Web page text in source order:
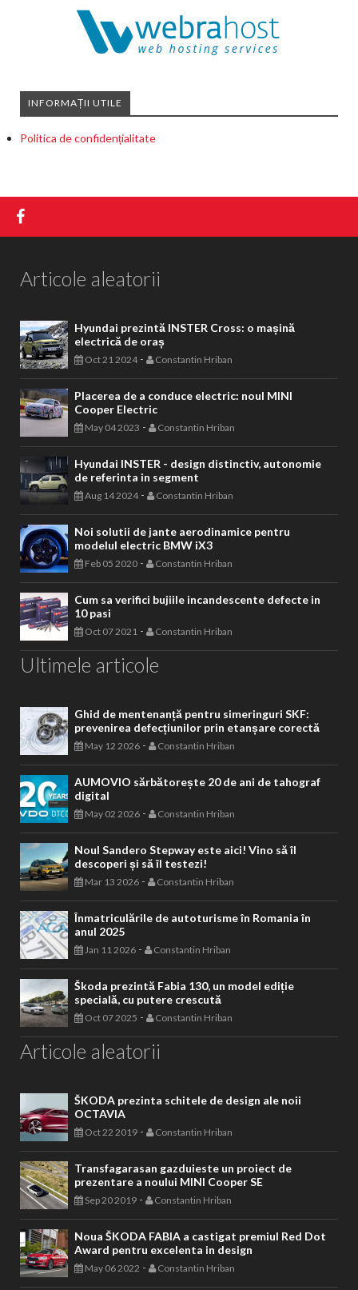
INFORMAȚII UTILE
Politica de confidențialitate
Articole aleatorii
Hyundai prezintă INSTER Cross: o mașină
electrică de oraș
Oct 21 2024- Constantin Hriban
Placerea de a conduce electric: noul MINI
Cooper Electric
May 04 2023 - Constantin Hriban
Hyundai INSTER - design distinctiv, autonomie
de referinta in segment
Aug 14 2024- Constantin Hriban
Noi solutii de jante aerodinamice pentru
modelul electric BMW iX3
Feb 05 2020 - Constantin Hriban
Cum sa verifici bujiile incandescente defecte in
10 pasi
Oct 07 2021 - Constantin Hriban
Ultimele articole
Ghid de mentenanță pentru simeringuri SKF:
prevenirea defecțiunilor prin etanșare corectă
May 12 2026 - Constantin Hriban
AUMOVIO sărbătorește 20 de ani de tahograf
digital
May 02 2026 - Constantin Hriban
Noul Sandero Stepway este aici! Vino să îl
descoperi și să îl testezi!
Mar 13 2026 - Constantin Hriban
Înmatriculările de autoturisme în Romania în
anul 2025
Jan 11 2026 - Constantin Hriban
Škoda prezintă Fabia 130, un model ediție
specială, cu putere crescută
Oct 07 2025 - Constantin Hriban
Articole aleatorii
ŠKODA prezinta schitele de design ale noii
OCTAVIA
Oct 22 2019 - Constantin Hriban
Transfagarasan gazduieste un proiect de
prezentare a noului MINI Cooper SE
Sep 20 2019 - Constantin Hriban
Noua ŠKODA FABIA a castigat premiul Red Dot
Award pentru excelenta in design
May 06 2022 - Constantin Hriban